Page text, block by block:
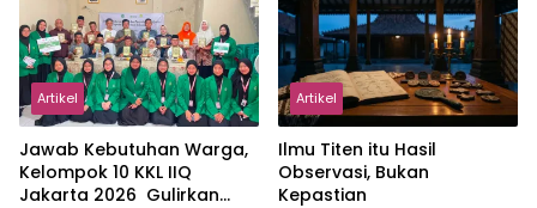
Abdillah
Artikel
Jawab Kebutuhan Warga,
Kelompok 10 KKL IIQ
Jakarta 2026 Gulirkan
Artikel
Ilmu Titen itu Hasil
Observasi, Bukan
Kepastian